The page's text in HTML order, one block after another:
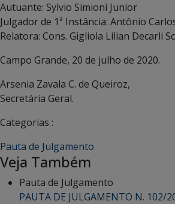
Autuante: Sylvio Simioni Junior
Julgador de 1ª Instância: Antônio
Relatora: Cons. Gigliola Lilian Decarli
Campo Grande, 20 de julho de 2020.
Arsenia Zavala C. de Queiroz,
Secretária Geral.
Categorias :
Pauta de Julgamento
Veja Também
Pauta de Julgamento
PAUTA DE JULGAMENTO N. 102/